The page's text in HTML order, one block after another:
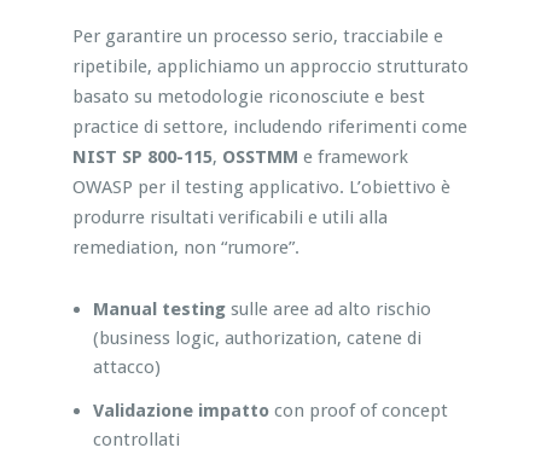
Per garantire un processo serio, tracciabile e
ripetibile, applichiamo un approccio strutturato
basato su metodologie riconosciute e best
practice di settore, includendo riferimenti come
NIST SP 800-115, OSSTMM e framework
OWASP per il testing applicativo. L’obiettivo è
produrre risultati verificabili e utili alla
remediation, non “rumore”.
Manual testingsulle aree ad alto rischio
(business logic, authorization, catene di
attacco)
Validazione impattocon proof of concept
controllati